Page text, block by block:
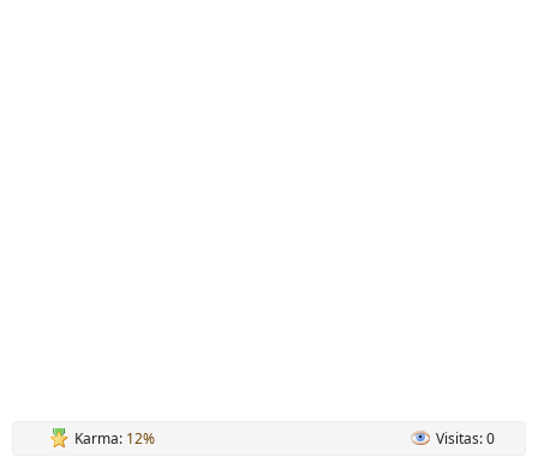
Karma: 12% Visitas: 0